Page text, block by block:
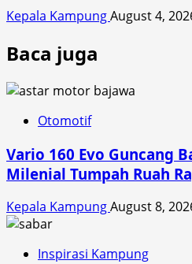
Kepala KampungAugust 4,
Baca juga
Otomotif
Vario 160 Evo Guncang
Milenial Tumpah Ruah
Kepala KampungAugust 8,
Inspirasi Kampung